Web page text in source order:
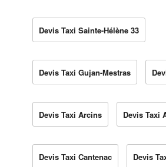
Devis Taxi Sainte-Hélène 33
Devis Taxi Gujan-Mestras
Devis Taxi Arcins Devis Taxi
Devis Taxi Cantenac Devis